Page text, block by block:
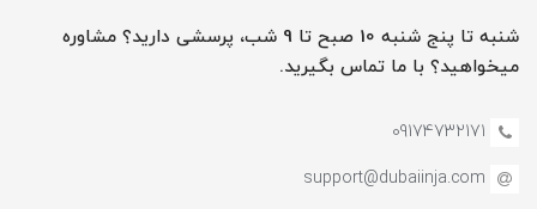
شنبه تا پنج شنبه 10 صبح تا 9 شب، پرسشی دارید؟ مشاوره
میخواهید؟ با ما تماس بگیرید.
09174732171
support@dubaiinja.com